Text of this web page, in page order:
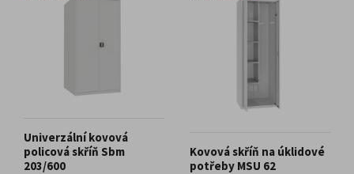
Univerzální kovová
policová skříň Sbm
203/600
Kovová skříň na úklidové
potřeby MSU 62